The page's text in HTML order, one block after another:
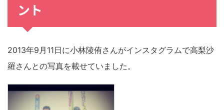
ント
2013年9月11日に小林陵侑さんがインスタグラムで高梨沙
羅さんとの写真を載せていました。